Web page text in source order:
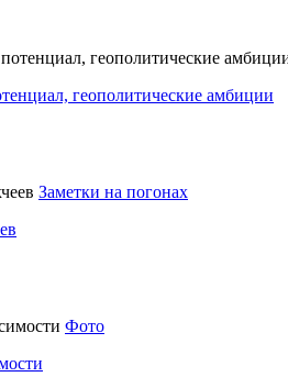
геополитические амбиции
Заметки на погонах
Фото